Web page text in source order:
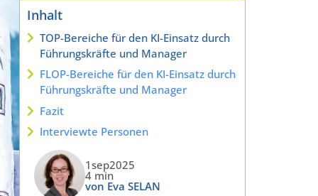
Inhalt
TOP-Bereiche für den KI-Einsatz durch
Führungskräfte und Manager
FLOP-Bereiche für den KI-Einsatz durch
Führungskräfte und Manager
Fazit
Interviewte Personen
1sep2025
4 min
von Eva SELAN